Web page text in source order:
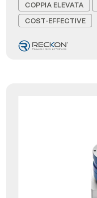
COPPIA ELEVATA
COST-EFFECTIVE